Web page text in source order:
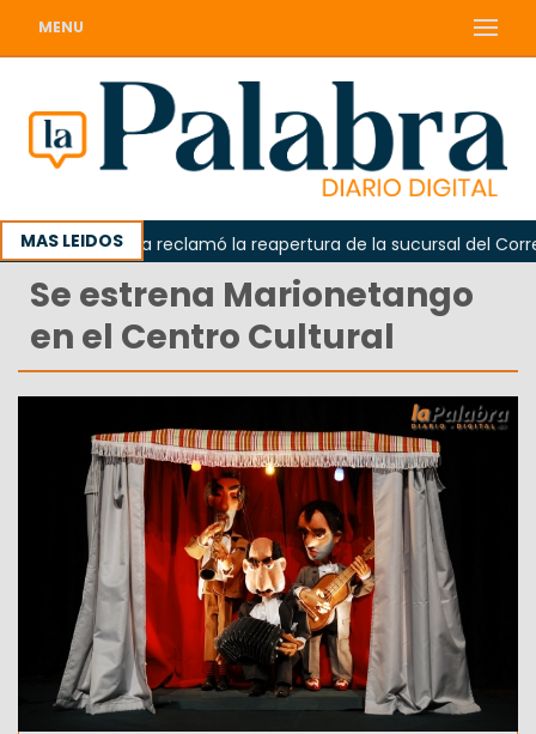
MENU
MAS LEIDOS
Odarda reclamó la reapertura de la sucursal del Correo
Se estrena Marionetango
en el Centro Cultural